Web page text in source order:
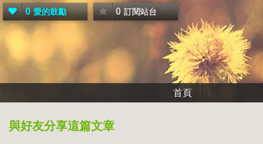
0 愛的鼓勵 0 訂閱站台
首頁
與好友分享這篇文章